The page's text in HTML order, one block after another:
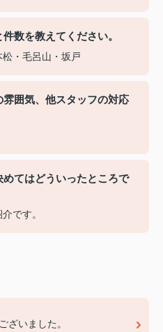
数を教えてください。
・毛呂山・坂戸
雰囲気、他スタッフの対応
めてはどういったところで
です。
ざいました。